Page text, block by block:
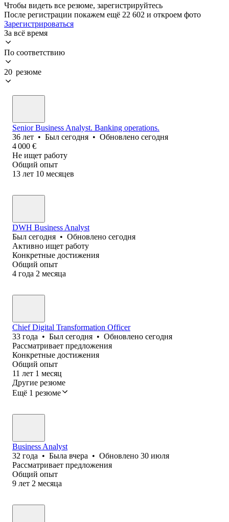
Чтобы видеть все резюме, зарегистрируйтесь
После регистрации покажем ещё 22 602 и откроем фото
Зарегистрироваться
За всё время
По соответствию
20 резюме
Senior Business Analyst. Banking operations.
36 лет • Был сегодня • Обновлено сегодня
4 000 €
Не ищет работу
Общий опыт
13 лет 10 месяцев
DWH Business Analyst
Был сегодня • Обновлено сегодня
Активно ищет работу
Конкретные достижения
Общий опыт
4 года 2 месяца
Chief Digital Transformation Officer
33 года • Был сегодня • Обновлено сегодня
Рассматривает предложения
Конкретные достижения
Общий опыт
11 лет 1 месяц
Другие резюме
Ещё 1 резюме
Business Analyst
32 года • Была вчера • Обновлено 30 июля
Рассматривает предложения
Общий опыт
9 лет 2 месяца